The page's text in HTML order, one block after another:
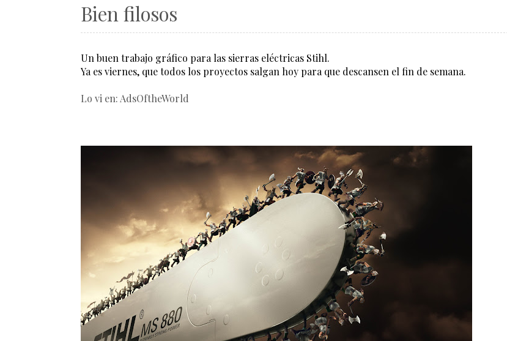
Bien filosos
Un buen trabajo gráfico para las sierras eléctricas Stihl.
Ya es viernes, que todos los proyectos salgan hoy para que descansen el fin de semana.
Lo vi en: AdsOftheWorld